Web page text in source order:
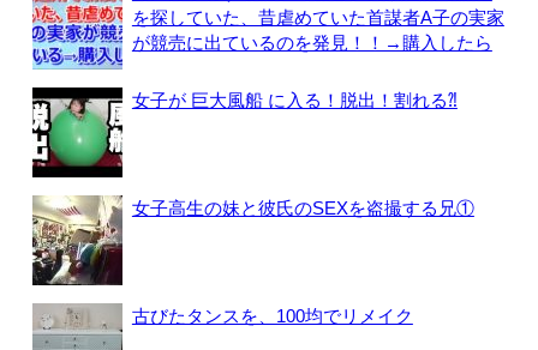
を探していた、昔虐めていた首謀者A子の実家
が競売に出ているのを発見！！→購入したら
女子が 巨大風船 に入る！脱出！割れる⁈
女子高生の妹と彼氏のSEXを盗撮する兄①
古びたタンスを、100均でリメイク